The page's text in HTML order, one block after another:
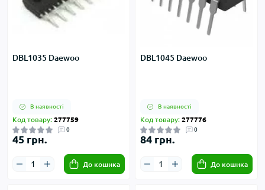
DBL1035 Daewoo
В наявності
Код товару: 277759
0
45 грн.
До кошика
DBL1045 Daewoo
В наявності
Код товару: 277776
0
84 грн.
До кошика